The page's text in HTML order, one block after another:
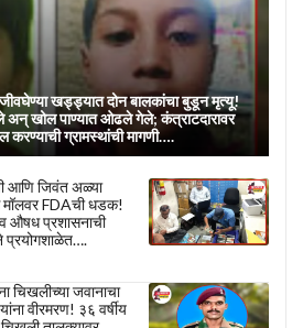
जीवघेण्या खड्ड्यात दोन बालकांचा बुडून मृत्यू!
अन् खोल पाण्यात ओढले गेले; कंत्राटदारावर
करण्याची ग्रामस्थांची मागणी….
आणि जिवंत अळ्या
FDAची धडक!
व औषध प्रशासनाची
प्रयोगशाळेत….
चिखलीच्या जवानाचा
वीरमरण! ३६ वर्षीय